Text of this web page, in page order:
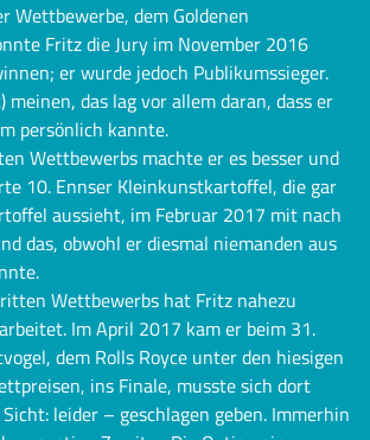
Wettbewerbe, dem Goldenen
Fritz die Jury im November 2016
er wurde jedoch Publikumssieger.
meinen, das lag vor allem daran, dass er
persönlich kannte.
Wettbewerbs machte er es besser und
10. Ennser Kleinkunstkartoffel, die gar
aussieht, im Februar 2017 mit nach
das, obwohl er diesmal niemanden aus
Wettbewerbs hat Fritz nahezu
Im April 2017 kam er beim 31.
dem Rolls Royce unter den hiesigen
ins Finale, musste sich dort
leider – geschlagen geben. Immerhin